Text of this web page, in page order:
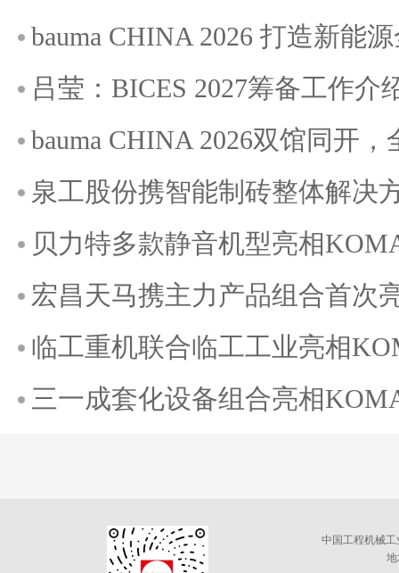
bauma CHINA 2026 打造新能
吕莹：BICES 2027筹备工作介
bauma CHINA 2026双馆同开
泉工股份携智能制砖整体解决
贝力特多款静音机型亮相
宏昌天马携主力产品组合首次
临工重机联合临工工业亮相
三一成套化设备组合亮相
中国工程机械
地